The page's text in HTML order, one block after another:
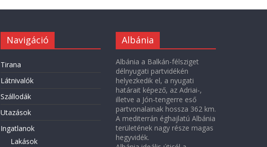
Navigáció
Tirana
Látnivalók
Szállodák
Utazások
Ingatlanok
Lakások
Albánia
Albánia a Balkán-félsziget
délnyugati partvidékén
helyezkedik el, a nyugati
határait képező, az Adriai-,
illetve a Jón-tengerre eső
partvonalainak hossza 362 km.
A mediterrán éghajlatú Albánia
területének nagy része magas
hegyvidék.